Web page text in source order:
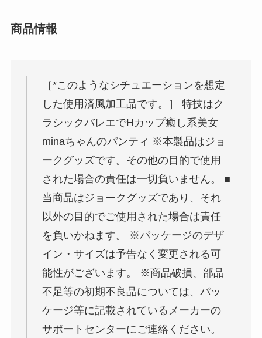
商品情報
［*このようなシチュエーションを想定
した使用済風加工品です。］ 特技はク
ラシックバレエでHカップ癒し系美女
minaちゃんのパンティ ※本製品はジョ
ークグッズです。その他の目的で使用
された場合の責任は一切負いません。 ■
当商品はジョークグッズであり、それ
以外の目的でご使用された場合は責任
を負いかねます。 ※パッケージのデザ
イン・サイズは予告なく変更される可
能性がございます。 ※商品破損、部品
不足等の初期不良品については、パッ
ケージ等に記載されているメーカーの
サポートセンターにご連絡ください。